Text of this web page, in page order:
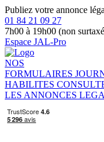
Publiez votre annonce
01 84 21 09 27
7h00 à 19h00 (non
Espace JAL-Pro
NOS
FORMULAIRES
HABILITES
LES ANNONCES